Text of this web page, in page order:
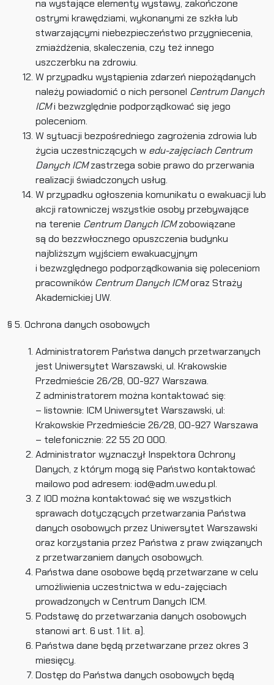
na wystające elementy wystawy, zakończone
ostrymi krawędziami, wykonanymi ze szkła lub
stwarzającymi niebezpieczeństwo przygniecenia,
zmiażdżenia, skaleczenia, czy też innego
uszczerbku na zdrowiu.
W przypadku wystąpienia zdarzeń niepożądanych
należy powiadomić o nich personel Centrum Danych
ICMi bezwzględnie podporządkować się jego
poleceniom.
W sytuacji bezpośredniego zagrożenia zdrowia lub
życia uczestniczących w edu-zajęciach Centrum
Danych ICMzastrzega sobie prawo do przerwania
realizacji świadczonych usług.
W przypadku ogłoszenia komunikatu o ewakuacji lub
akcji ratowniczej wszystkie osoby przebywające
na terenie Centrum Danych ICMzobowiązane
są do bezzwłocznego opuszczenia budynku
najbliższym wyjściem ewakuacyjnym
i bezwzględnego podporządkowania się poleceniom
pracowników Centrum Danych ICMoraz Straży
Akademickiej UW.
§ 5. Ochrona danych osobowych
Administratorem Państwa danych przetwarzanych
jest Uniwersytet Warszawski, ul. Krakowskie
Przedmieście 26/28, 00-927 Warszawa.
Z administratorem można kontaktować się:
– listownie: ICM Uniwersytet Warszawski, ul:
Krakowskie Przedmieście 26/28, 00-927 Warszawa
– telefonicznie: 22 55 20 000.
Administrator wyznaczył Inspektora Ochrony
Danych, z którym mogą się Państwo kontaktować
mailowo pod adresem: iod@adm.uw.edu.pl.
Z IOD można kontaktować się we wszystkich
sprawach dotyczących przetwarzania Państwa
danych osobowych przez Uniwersytet Warszawski
oraz korzystania przez Państwa z praw związanych
z przetwarzaniem danych osobowych.
Państwa dane osobowe będą przetwarzane w celu
umożliwienia uczestnictwa w edu-zajęciach
prowadzonych w Centrum Danych ICM.
Podstawę do przetwarzania danych osobowych
stanowi art. 6 ust. 1 lit. a).
Państwa dane będą przetwarzane przez okres 3
miesięcy.
Dostęp do Państwa danych osobowych będą